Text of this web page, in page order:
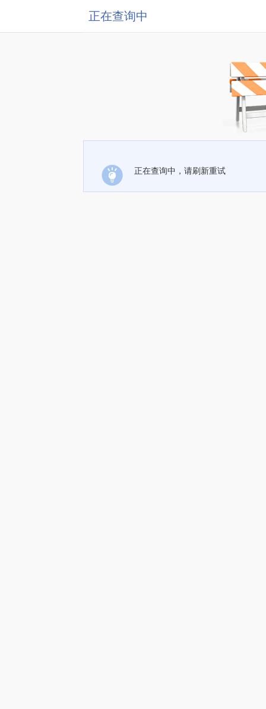
正在查询中
正在查询中，请刷新重试